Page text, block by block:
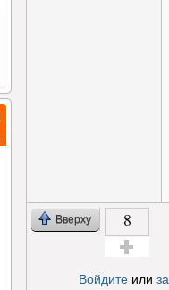
Вверху 8
Войдитеили